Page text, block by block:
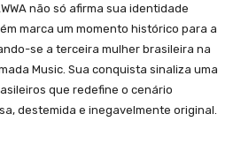
não só afirma sua identidade
marca um momento histórico para a
se a terceira mulher brasileira na
Music. Sua conquista sinaliza uma
que redefine o cenário
destemida e inegavelmente original.